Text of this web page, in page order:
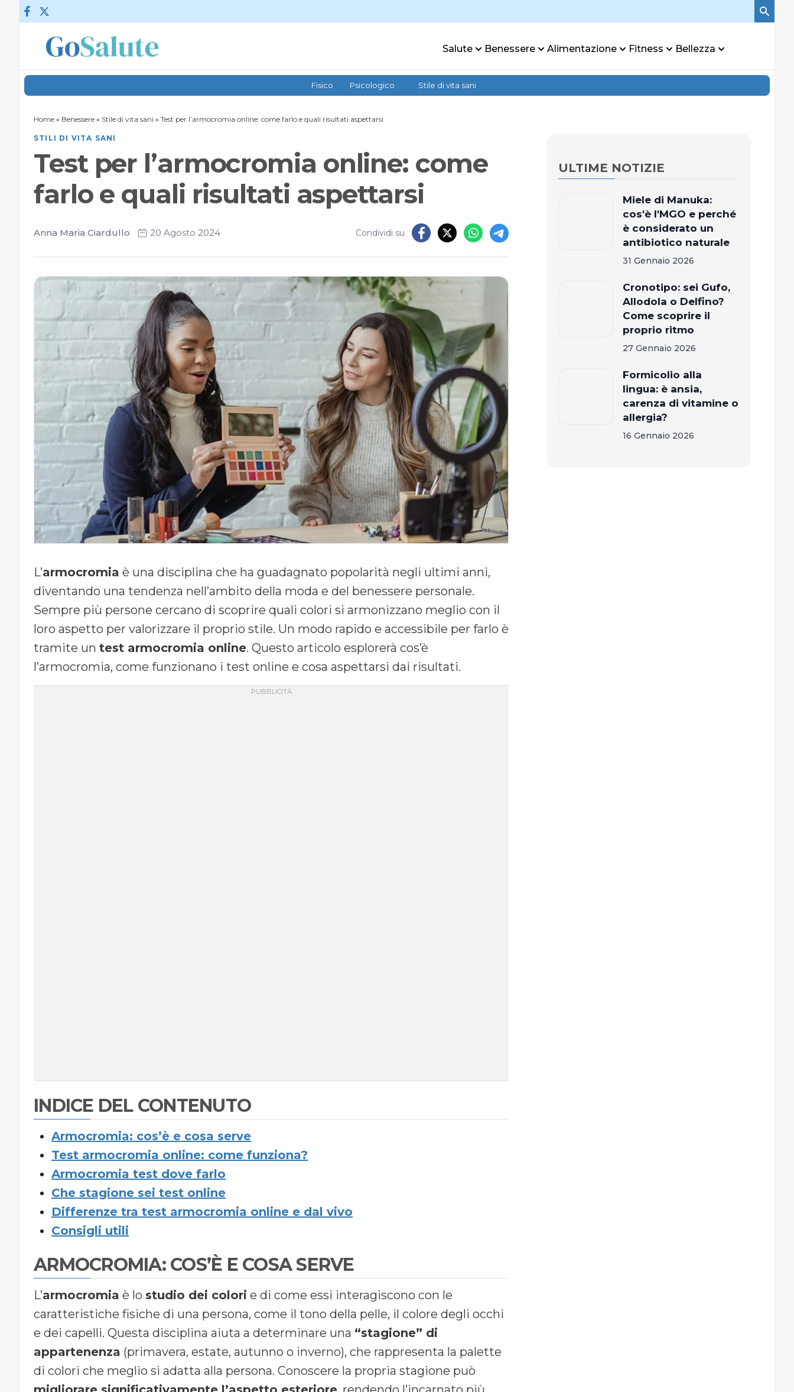
Vai al contenuto
Salute Benessere Alimentazione Fitness Bellezza
Fisico Psicologico Stile di vita sani
Home » Benessere » Stile di vita sani » Test per l’armocromia online: come farlo e quali risultati aspettarsi
STILI DI VITA SANI
Test per l’armocromia online: come
farlo e quali risultati aspettarsi
Anna Maria Ciardullo 20 Agosto 2024 Condividi su
L’armocromia è una disciplina che ha guadagnato popolarità negli ultimi anni,
diventando una tendenza nell’ambito della moda e del benessere personale.
Sempre più persone cercano di scoprire quali colori si armonizzano meglio con il
loro aspetto per valorizzare il proprio stile. Un modo rapido e accessibile per farlo è
tramite un test armocromia online. Questo articolo esplorerà cos’è
l’armocromia, come funzionano i test online e cosa aspettarsi dai risultati.
INDICE DEL CONTENUTO
Armocromia: cos’è e cosa serve
Test armocromia online: come funziona?
Armocromia test dove farlo
Che stagione sei test online
Differenze tra test armocromia online e dal vivo
Consigli utili
ARMOCROMIA: COS’È E COSA SERVE
L’armocromia è lo studio dei colori e di come essi interagiscono con le
caratteristiche fisiche di una persona, come il tono della pelle, il colore degli occhi
e dei capelli. Questa disciplina aiuta a determinare una “stagione” di
appartenenza (primavera, estate, autunno o inverno), che rappresenta la palette
di colori che meglio si adatta alla persona. Conoscere la propria stagione può
ULTIME NOTIZIE
Miele di Manuka:
cos'è l'MGO e perché
è considerato un
antibiotico naturale
31 Gennaio 2026
Cronotipo: sei Gufo,
Allodola o Delfino?
Come scoprire il
proprio ritmo
27 Gennaio 2026
Formicolio alla
lingua: è ansia,
carenza di vitamine o
allergia?
16 Gennaio 2026